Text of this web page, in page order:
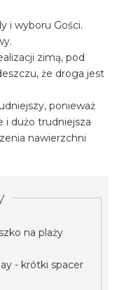
i wyboru Gości.
zimą, pod
że droga jest
ponieważ
i dużo trudniejsza
nawierzchni
na plaży
- krótki spacer